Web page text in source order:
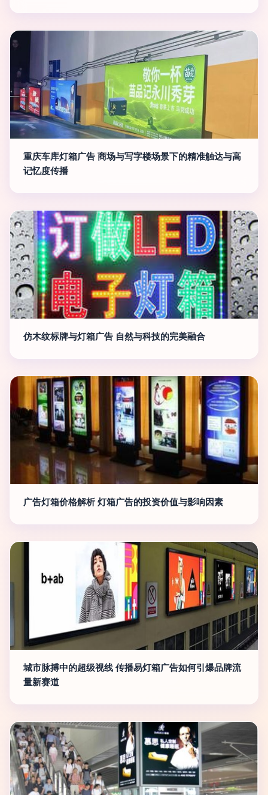
重庆车库灯箱广告 商场与写字楼场景下的精准触达与高
记忆度传播
仿木纹标牌与灯箱广告 自然与科技的完美融合
广告灯箱价格解析 灯箱广告的投资价值与影响因素
城市脉搏中的超级视线 传播易灯箱广告如何引爆品牌流
量新赛道